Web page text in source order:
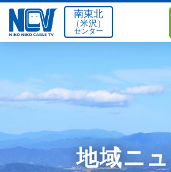
南東北センター（福島）
函館センター
新潟センター
単品料金
お得なセットプラン
料金シミュレーション
南東北
（米沢）
センター
地域ニ